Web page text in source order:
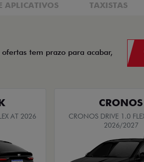
APLICATIVOS TAXISTAS
tem prazo para acabar,
AT 2026
CRONOS
CRONOS DRIVE 1.0
2026/2027